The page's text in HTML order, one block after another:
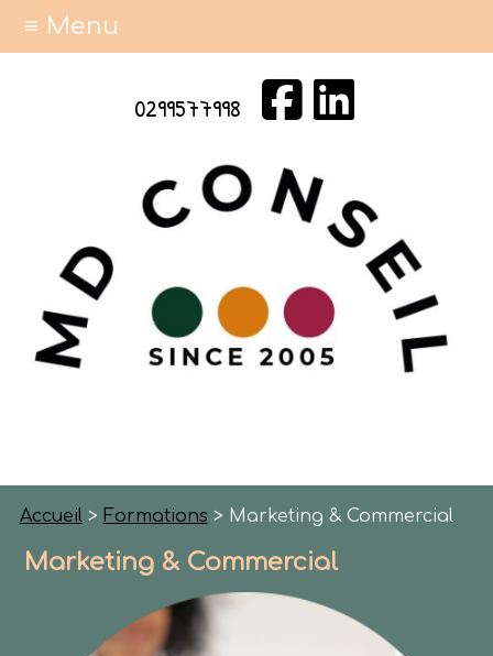
0299577998
≡ Menu
Accueil> Formations > Marketing & Commercial
Marketing & Commercial